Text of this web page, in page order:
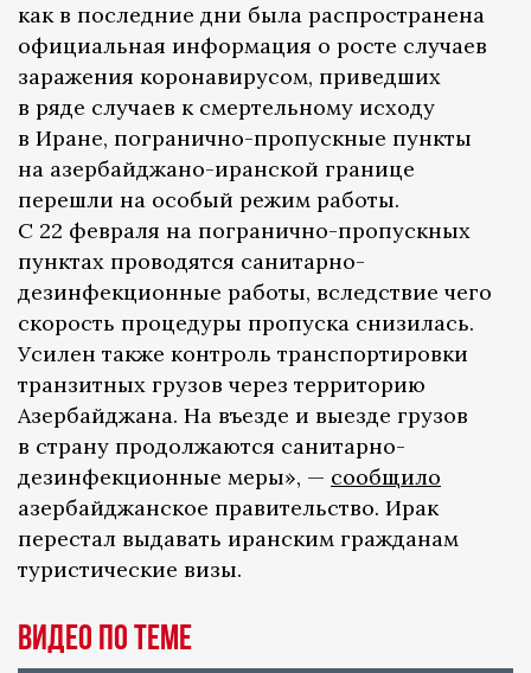
как в последние дни была распространена
официальная информация о росте случаев
заражения коронавирусом, приведших
в ряде случаев к смертельному исходу
в Иране, погранично-пропускные пункты
на азербайджано-иранской границе
перешли на особый режим работы.
С 22 февраля на погранично-пропускных
пунктах проводятся санитарно-
дезинфекционные работы, вследствие чего
скорость процедуры пропуска снизилась.
Усилен также контроль транспортировки
транзитных грузов через территорию
Азербайджана. На въезде и выезде грузов
в страну продолжаются санитарно-
дезинфекционные меры», — сообщило
азербайджанское правительство. Ирак
перестал выдавать иранским гражданам
туристические визы.
Видео по теме